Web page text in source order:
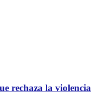
rechaza la violencia